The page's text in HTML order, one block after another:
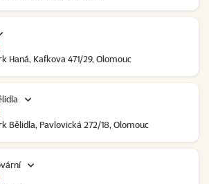
Haná, Kafkova 471/29, Olomouc
Bělidla, Pavlovická 272/18, Olomouc